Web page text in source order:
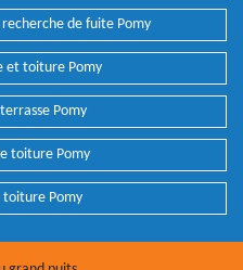
de fuite Pomy
et toiture Pomy
Pomy
toiture Pomy
toiture Pomy